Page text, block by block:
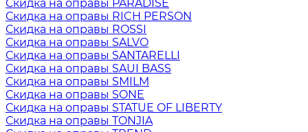
Скидка на оправы PARADISE
Скидка на оправы RICH PERSON
Скидка на оправы ROSSI
Скидка на оправы SALVO
Скидка на оправы SANTARELLI
Скидка на оправы SAUI BASS
Скидка на оправы SMILM
Скидка на оправы SONE
Скидка на оправы STATUE OF LIBERTY
Скидка на оправы TONJIA